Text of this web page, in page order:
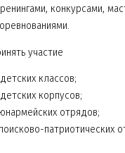
конкурсами,
участие
классов;
корпусов;
отрядов;
патриотических